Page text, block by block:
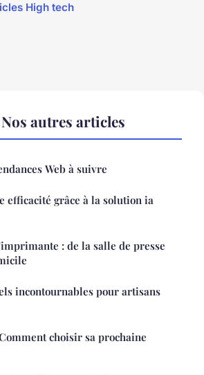
High tech
autres articles
Web à suivre
efficacité grâce à la solution ia
: de la salle de presse
incontournables pour artisans
choisir sa prochaine